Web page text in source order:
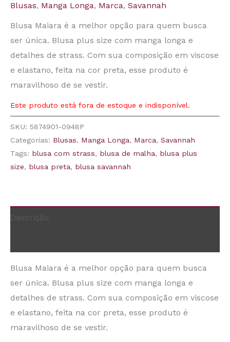
Blusas, Manga Longa, Marca, Savannah
Blusa Maiara é a melhor opção para quem busca
ser única. Blusa plus size com manga longa e
detalhes de strass. Com sua composição em viscose
e elastano, feita na cor preta, esse produto é
maravilhoso de se vestir.
Este produto está fora de estoque e indisponível.
SKU: 5874901-0948P
Categorias: Blusas, Manga Longa, Marca, Savannah
Tags: blusa com strass, blusa de malha, blusa plus
size, blusa preta, blusa savannah
Blusa Maiara é a melhor opção para quem busca
ser única. Blusa plus size com manga longa e
detalhes de strass. Com sua composição em viscose
e elastano, feita na cor preta, esse produto é
maravilhoso de se vestir.